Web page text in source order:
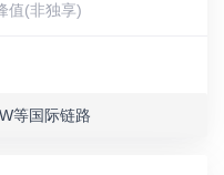
值(非独享)
等国际链路